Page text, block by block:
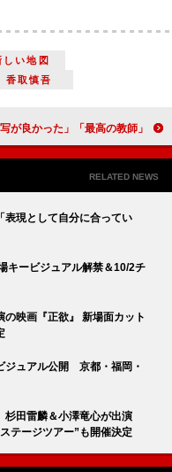
しい地図
香取慎吾
「最高の教師」最終話 “九条”松岡茉優に衝撃の展開 「重いテーマだったけれど良いドラマ」「心情描写が良かった」
RELATED NEWS
表現として自分に合ってい
キービジュアル解禁＆10/2チ
映画『正欲』 新場面カット
ジュアル公開 京都・福岡・
杉田雷麟＆小澤竜心が出演
テージツアー”も開催決定